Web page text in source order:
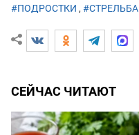
#ПОДРОСТКИ , #СТРЕЛЬБА
СЕЙЧАС ЧИТАЮТ